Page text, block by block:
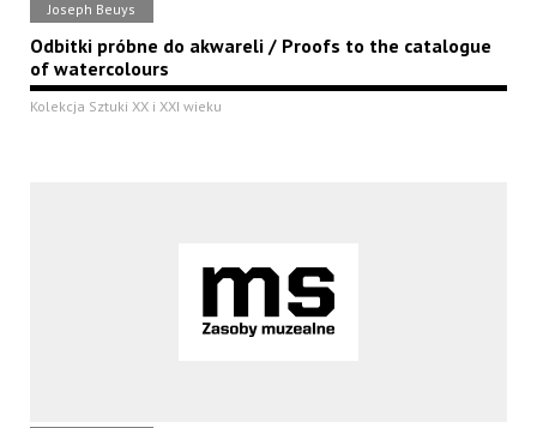
Joseph Beuys
Odbitki próbne do akwareli / Proofs to the catalogue
of watercolours
Kolekcja Sztuki XX i XXI wieku